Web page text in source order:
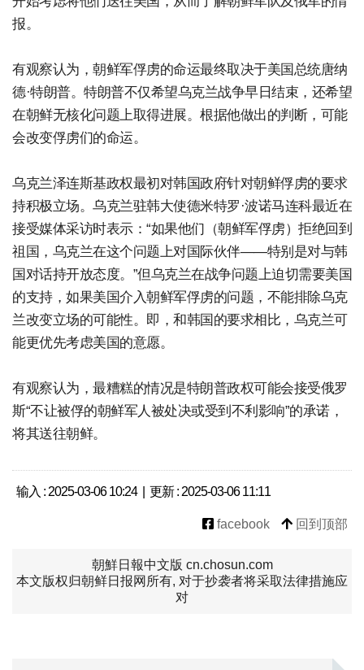
报。
有观察认为，朝鲜军俘虏的命运最终取决于美国总统唐纳
德·特朗普。特朗普不仅希望乌克兰战争早日结束，还希望
在朝鲜无核化问题上取得进展。根据他做出的判断，可能
会改变俘虏们的命运。
乌克兰泽连斯基政权最初对韩国政府针对朝鲜俘虏的要求
持积极立场。乌克兰驻韩大使德米特罗·波诺马连科最近在
接受媒体采访时表示：“如果他们（朝鲜军俘虏）拒绝回到
祖国，乌克兰在这个问题上对国际伙伴——特别是对与韩
国对话持开放态度。”但乌克兰在战争问题上迫切需要美国
的支持，如果美国介入朝鲜军俘虏的问题，不能排除乌克
兰改变立场的可能性。即，和韩国的要求相比，乌克兰可
能更优先考虑美国的意愿。
有观察认为，最糟糕的情况是特朗普政权可能会接受俄罗
斯“不让被俘的朝鲜军人被处决或受到不利影响”的承诺，
将其送往朝鲜。
输入 : 2025-03-06 10:24 | 更新 : 2025-03-06 11:11
facebook 回到顶部
朝鮮日報中文版 cn.chosun.com
本文版权归朝鲜日报网所有, 对于抄袭者将采取法律措施应
对